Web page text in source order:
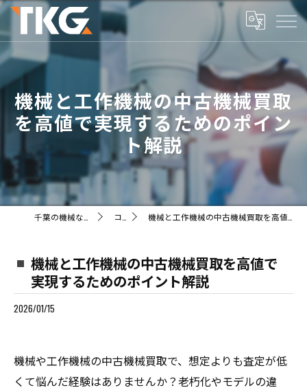
機械と工作機械の中古機械買取
を高値で実現するためのポイン
ト解説
コラム 機械と工作機械の中古機械買取を高値で実現するためのポイント解説
機械と工作機械の中古機械買取を高値で
実現するためのポイント解説
2026/01/15
機械や工作機械の中古機械買取で、想定よりも査定が低
くて悩んだ経験はありませんか？老朽化やモデルの違